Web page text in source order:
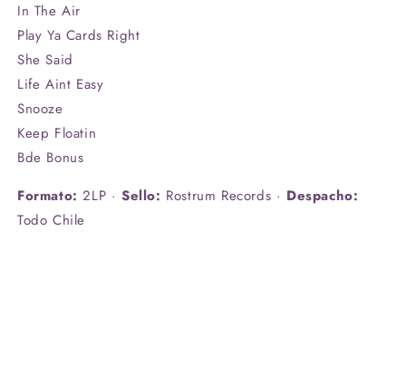
In The Air
Play Ya Cards Right
She Said
Life Aint Easy
Snooze
Keep Floatin
Bde Bonus
Formato: 2LP ·Sello: Rostrum Records · Despacho:
Todo Chile